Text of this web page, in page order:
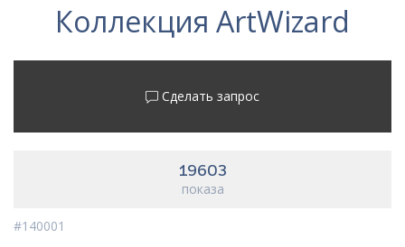
Коллекция ArtWizard
Сделать запрос
19603
показа
#140001